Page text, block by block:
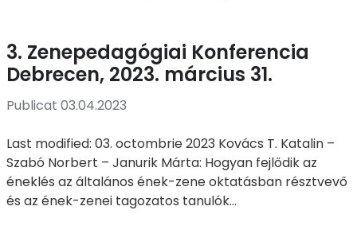
3. Zenepedagógiai Konferencia
Debrecen, 2023. március 31.
Publicat 03.04.2023
Last modified: 03. octombrie 2023 Kovács T. Katalin –
Szabó Norbert – Janurik Márta: Hogyan fejlődik az
éneklés az általános ének-zene oktatásban résztvevő
és az ének-zenei tagozatos tanulók...